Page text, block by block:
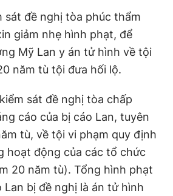
RSS Tòa soạn Chính sách bảo
Ngọc Toàn
trực: Hải Thành
Việt Hưng
Trung
110/GP - BTTTT cấp ngày 24.3.2020
thuộc về Báo Thanh Niên. Cấm sao
nếu không có sự chấp thuận bằng văn
JSC.
sát đề nghị tòa phúc thẩm
giảm nhẹ hình phạt, để
Mỹ Lan y án tử hình về tội
năm tù tội đưa hối lộ.
sát đề nghị tòa chấp
cáo của bị cáo Lan, tuyên
tù, về tội vi phạm quy định
hoạt động của các tổ chức
20 năm tù). Tổng hình phạt
Lan bị đề nghị là án tử hình